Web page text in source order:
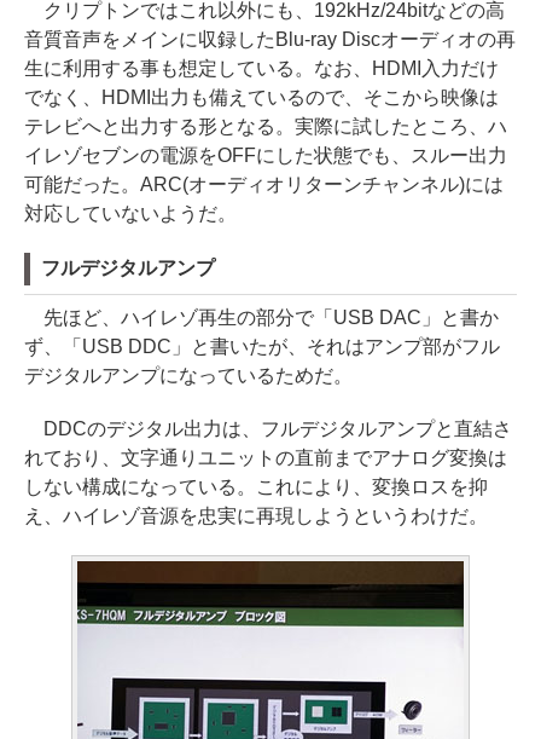
クリプトンではこれ以外にも、192kHz/24bitなどの高
音質音声をメインに収録したBlu-ray Discオーディオの再
生に利用する事も想定している。なお、HDMI入力だけ
でなく、HDMI出力も備えているので、そこから映像は
テレビへと出力する形となる。実際に試したところ、ハ
イレゾセブンの電源をOFFにした状態でも、スルー出力
可能だった。ARC(オーディオリターンチャンネル)には
対応していないようだ。
フルデジタルアンプ
先ほど、ハイレゾ再生の部分で「USB DAC」と書か
ず、「USB DDC」と書いたが、それはアンプ部がフル
デジタルアンプになっているためだ。
DDCのデジタル出力は、フルデジタルアンプと直結さ
れており、文字通りユニットの直前までアナログ変換は
しない構成になっている。これにより、変換ロスを抑
え、ハイレゾ音源を忠実に再現しようというわけだ。